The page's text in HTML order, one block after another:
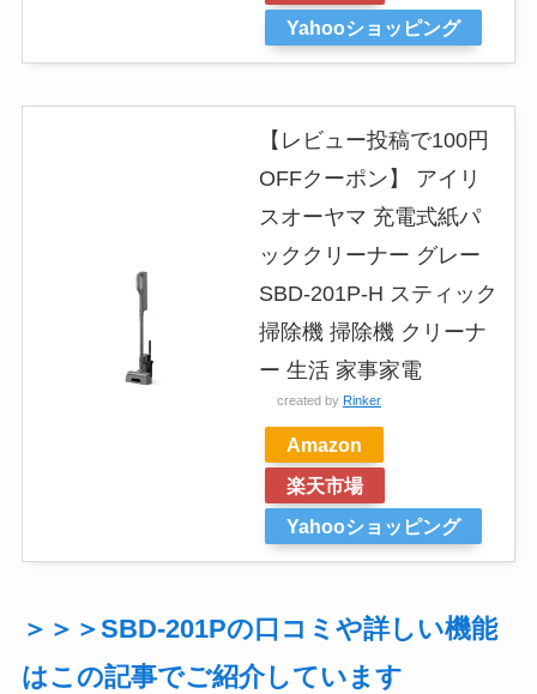
Yahooショッピング
【レビュー投稿で100円
OFFクーポン】 アイリ
スオーヤマ 充電式紙パ
ッククリーナー グレー
SBD-201P-H スティック
掃除機 掃除機 クリーナ
ー 生活 家事家電
created by Rinker
Amazon
楽天市場
Yahooショッピング
＞＞＞SBD-201Pの口コミや詳しい機能
はこの記事でご紹介しています